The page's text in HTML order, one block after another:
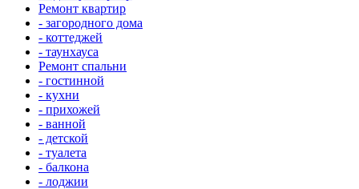
Ремонт квартир
- загородного дома
- коттеджей
- таунхауса
Ремонт спальни
- гостинной
- кухни
- прихожей
- ванной
- детской
- туалета
- балкона
- лоджии